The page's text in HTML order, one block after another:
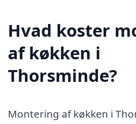
Hvad koster
af køkken i
Thorsminde?
Montering af køkken i